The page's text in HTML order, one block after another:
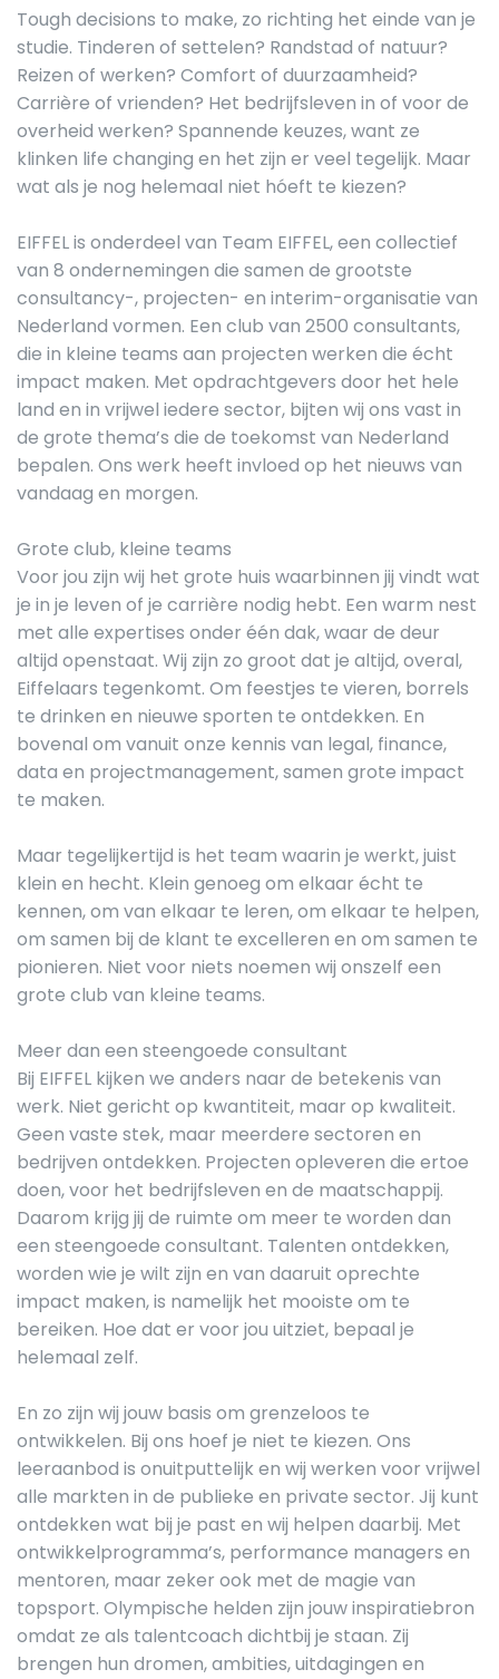
Tough decisions to make, zo richting het einde van je
studie. Tinderen of settelen? Randstad of natuur?
Reizen of werken? Comfort of duurzaamheid?
Carrière of vrienden? Het bedrijfsleven in of voor de
overheid werken? Spannende keuzes, want ze
klinken life changing en het zijn er veel tegelijk. Maar
wat als je nog helemaal niet hóeft te kiezen?
EIFFEL is onderdeel van Team EIFFEL, een collectief
van 8 ondernemingen die samen de grootste
consultancy-, projecten- en interim-organisatie van
Nederland vormen. Een club van 2500 consultants,
die in kleine teams aan projecten werken die écht
impact maken. Met opdrachtgevers door het hele
land en in vrijwel iedere sector, bijten wij ons vast in
de grote thema’s die de toekomst van Nederland
bepalen. Ons werk heeft invloed op het nieuws van
vandaag en morgen.
Grote club, kleine teams
Voor jou zijn wij het grote huis waarbinnen jij vindt wat
je in je leven of je carrière nodig hebt. Een warm nest
met alle expertises onder één dak, waar de deur
altijd openstaat. Wij zijn zo groot dat je altijd, overal,
Eiffelaars tegenkomt. Om feestjes te vieren, borrels
te drinken en nieuwe sporten te ontdekken. En
bovenal om vanuit onze kennis van legal, finance,
data en projectmanagement, samen grote impact
te maken.
Maar tegelijkertijd is het team waarin je werkt, juist
klein en hecht. Klein genoeg om elkaar écht te
kennen, om van elkaar te leren, om elkaar te helpen,
om samen bij de klant te excelleren en om samen te
pionieren. Niet voor niets noemen wij onszelf een
grote club van kleine teams.
Meer dan een steengoede consultant
Bij EIFFEL kijken we anders naar de betekenis van
werk. Niet gericht op kwantiteit, maar op kwaliteit.
Geen vaste stek, maar meerdere sectoren en
bedrijven ontdekken. Projecten opleveren die ertoe
doen, voor het bedrijfsleven en de maatschappij.
Daarom krijg jij de ruimte om meer te worden dan
een steengoede consultant. Talenten ontdekken,
worden wie je wilt zijn en van daaruit oprechte
impact maken, is namelijk het mooiste om te
bereiken. Hoe dat er voor jou uitziet, bepaal je
helemaal zelf.
En zo zijn wij jouw basis om grenzeloos te
ontwikkelen. Bij ons hoef je niet te kiezen. Ons
leeraanbod is onuitputtelijk en wij werken voor vrijwel
alle markten in de publieke en private sector. Jij kunt
ontdekken wat bij je past en wij helpen daarbij. Met
ontwikkelprogramma’s, performance managers en
mentoren, maar zeker ook met de magie van
topsport. Olympische helden zijn jouw inspiratiebron
omdat ze als talentcoach dichtbij je staan. Zij
brengen hun dromen, ambities, uitdagingen en